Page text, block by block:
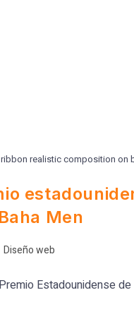
realistic composition
Men
Diseño web
Estadounidense